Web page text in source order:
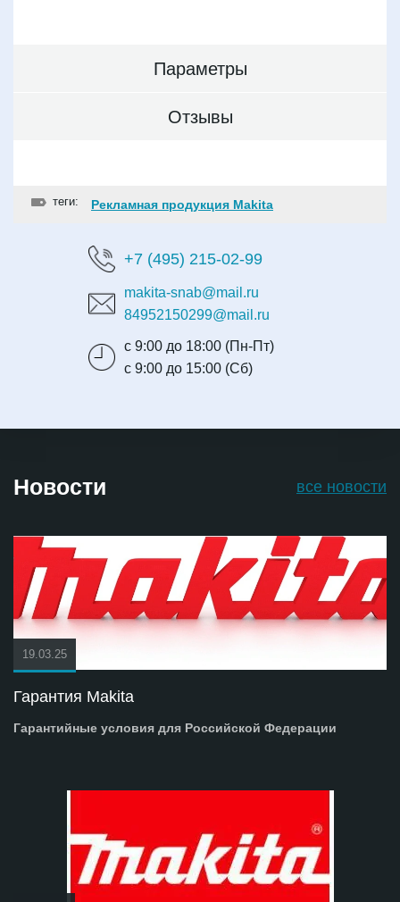
Параметры
Отзывы
теги: Рекламная продукция Makita
+7 (495) 215-02-99
makita-snab@mail.ru
84952150299@mail.ru
с 9:00 до 18:00 (Пн-Пт)
с 9:00 до 15:00 (Сб)
Новости все новости
19.03.25
Гарантия Makita
Гарантийные условия для Российской Федерации